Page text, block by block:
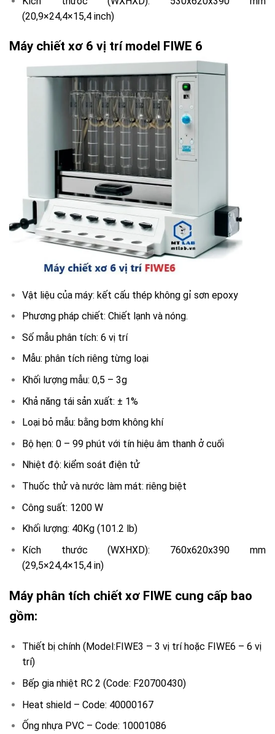
(20,9×24,4×15,4 inch)
Máy chiết xơ 6 vị trí model FIWE 6
Vật liệu của máy: kết cấu thép không gỉ sơn epoxy
Phương pháp chiết: Chiết lạnh và nóng.
Số mẫu phân tích: 6 vị trí
Mẫu: phân tích riêng từng loại
Khối lượng mẫu: 0,5 – 3g
Khả năng tái sản xuất: ± 1%
Loại bỏ mẫu: bằng bơm không khí
Bộ hẹn: 0 – 99 phút với tín hiệu âm thanh ở cuối
Nhiệt độ: kiểm soát điện tử
Thuốc thử và nước làm mát: riêng biệt
Công suất: 1200 W
Khối lượng: 40Kg (101.2 lb)
Kích thước (WXHXD): 760x620x390 mm
(29,5×24,4×15,4 in)
Máy phân tích chiết xơ FIWE cung cấp bao
gồm:
Thiết bị chính (Model:FIWE3 – 3 vị trí hoặc FIWE6 – 6 vị
trí)
Bếp gia nhiệt RC 2 (Code: F20700430)
Heat shield – Code: 40000167
Ống nhựa PVC – Code: 10001086